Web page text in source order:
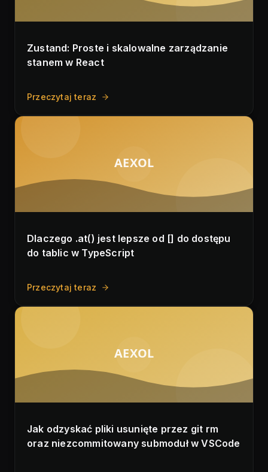
Zustand: Proste i skalowalne zarządzanie
stanem w React
Przeczytaj teraz
AEXOL
Dlaczego .at() jest lepsze od [] do dostępu
do tablic w TypeScript
Przeczytaj teraz
AEXOL
Jak odzyskać pliki usunięte przez git rm
oraz niezcommitowany submoduł w VSCode